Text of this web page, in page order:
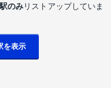
のみリストアップしていま